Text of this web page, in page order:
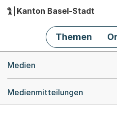
Hauptnavigation
Kanton Basel-Stadt
Themen
Medien
Medienmitteilungen